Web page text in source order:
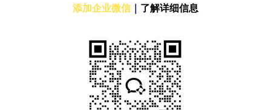
添加企业微信 ｜ 了解详细信息